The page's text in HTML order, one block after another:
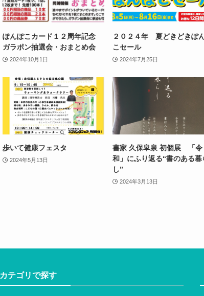
ぽんぽこカード１２周年記念
ガラポン抽選会・おまとめ会
2024年10月1日
２０２４年 夏どきどきぽ
こセール
2024年7月25日
歩いて健康フェスタ
2024年5月13日
書家 久保皐泉 初個展 「令
和」にふり返る“書のある暮
し”
2024年3月13日
カテゴリで探す